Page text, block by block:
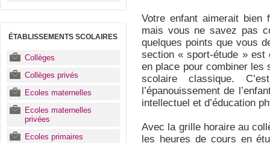
ÉTABLISSEMENTS SCOLAIRES
Collèges
Collèges privés
Ecoles maternelles
Ecoles maternelles
privées
Ecoles primaires
Votre enfant aimerait bien
mais vous ne savez pas
quelques points que vous
section « sport-étude »
en place pour combiner les
scolaire classique.
l’épanouissement de
intellectuel et d’éducation
Avec la grille horaire au
les heures de cours en